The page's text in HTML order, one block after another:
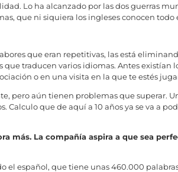
Lo ha alcanzado por las dos guerras
que ni siquiera los ingleses conocen todo
que eran repetitivas, las está
traducen varios idiomas. Antes existían
o en una visita en la que te estés
pero aún tienen problemas que superar.
que de aquí a 10 años ya se va a
más. La compañía aspira a que sea
el español, que tiene unas 460.000